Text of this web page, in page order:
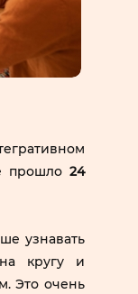
прошло 24
узнавать
кругу и
Это очень